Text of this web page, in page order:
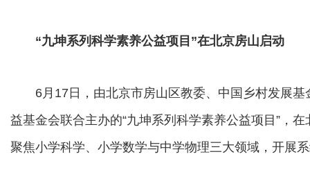
“九坤系列科学素养公益项目”在北京房山启动
6月17日，由北京市房山区教委、中国乡村发展基
益基金会联合主办的“九坤系列科学素养公益项目”，
聚焦小学科学、小学数学与中学物理三大领域，开展